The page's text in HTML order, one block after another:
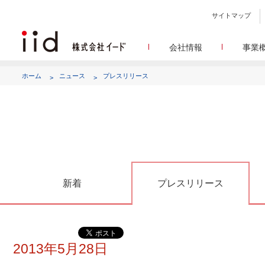
サイトマップ
会社情報
アク
事業
ホーム ニュース プレスリリース
新着 プレスリリース
2013年5月28日